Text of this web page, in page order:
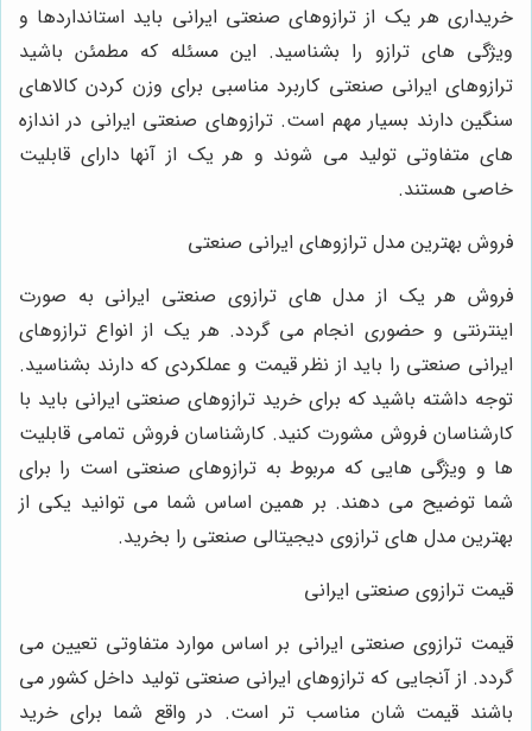
خریداری هر یک از ترازوهای صنعتی ایرانی باید استانداردها و
ویژگی‌ های ترازو را بشناسید. این مسئله که مطمئن باشید
ترازوهای ایرانی صنعتی کاربرد مناسبی برای وزن کردن کالاهای
سنگین دارند بسیار مهم است. ترازوهای صنعتی ایرانی در اندازه‌
های متفاوتی تولید می‌ شوند و هر یک از آنها دارای قابلیت
خاصی هستند.
فروش بهترین مدل ترازوهای ایرانی صنعتی
فروش هر یک از مدل‌ های ترازوی صنعتی ایرانی به صورت
اینترنتی و حضوری انجام می‌ گردد. هر یک از انواع ترازوهای
ایرانی صنعتی را باید از نظر قیمت و عملکردی که دارند بشناسید.
توجه داشته باشید که برای خرید ترازوهای صنعتی ایرانی باید با
کارشناسان فروش مشورت کنید. کارشناسان فروش تمامی قابلیت‌
ها و ویژگی ‌هایی که مربوط به ترازوهای صنعتی است را برای
شما توضیح می ‌دهند. بر همین اساس شما می ‌توانید یکی از
بهترین مدل‌ های ترازوی دیجیتالی صنعتی را بخرید.
قیمت ترازوی صنعتی ایرانی
قیمت ترازوی صنعتی ایرانی بر اساس موارد متفاوتی تعیین می‌
گردد. از آنجایی که ترازوهای ایرانی صنعتی تولید داخل کشور می‌
باشند قیمت شان مناسب ‌تر است. در واقع شما برای خرید